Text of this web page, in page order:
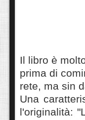
Il libro è
prima di
rete, ma sin
Una
l'originalità: